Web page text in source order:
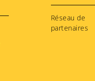
Réseau de
partenaires